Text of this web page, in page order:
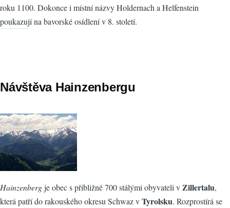
roku 1100. Dokonce i místní názvy Holdernach a Helfenstein
poukazují na bavorské osídlení v 8. století.
Návštěva Hainzenbergu
Hainzenbergje obec s přibližně 700 stálými obyvateli vZillertalu,
která patří do rakouského okresu Schwaz vTyrolsku. Rozprostírá se